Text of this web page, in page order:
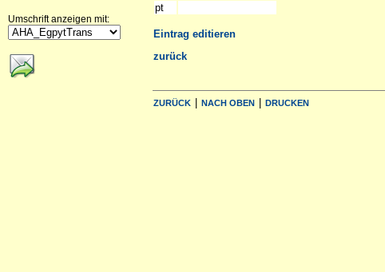
Umschrift anzeigen mit:
pt
Eintrag editieren
zurück
ZURÜCK | NACH OBEN | DRUCKEN